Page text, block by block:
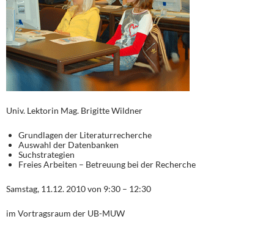
Univ. Lektorin Mag. Brigitte Wildner
Grundlagen der Literaturrecherche
Auswahl der Datenbanken
Suchstrategien
Freies Arbeiten – Betreuung bei der Recherche
Samstag, 11.12. 2010 von 9:30 – 12:30
im Vortragsraum der UB-MUW